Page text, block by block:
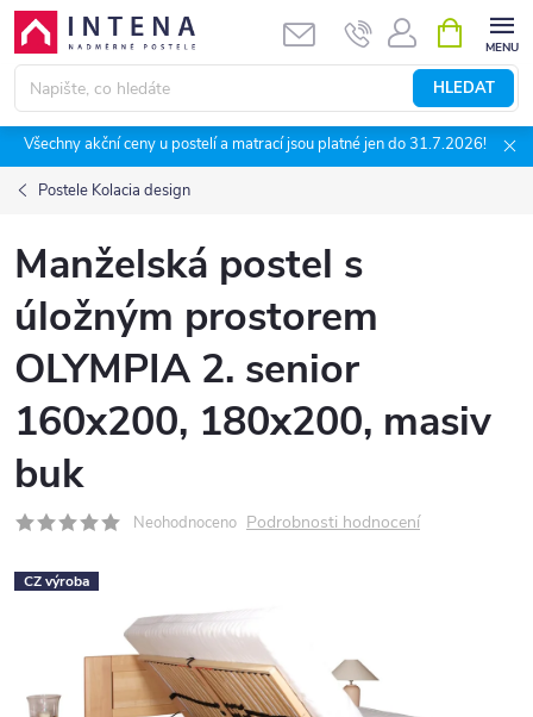
Přejít
obsah
HLEDAT
NÁKUPNÍ
KOŠÍK
Všechny akční ceny u postelí a matrací jsou platné jen do 31.7.2026!
Postele Kolacia design
Manželská postel s
úložným prostorem
OLYMPIA 2. senior
160x200, 180x200, masiv
buk
Neohodnoceno Podrobnosti hodnocení
CZ výroba